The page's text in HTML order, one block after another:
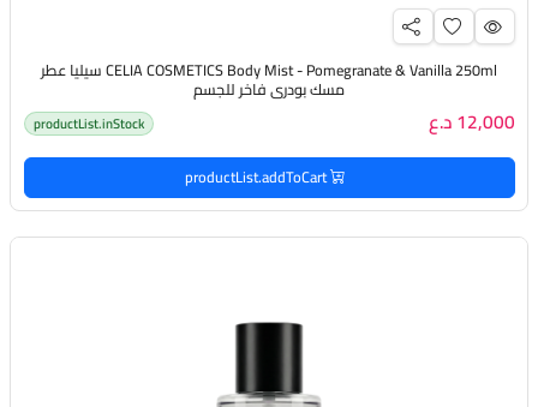
CELIA COSMETICS Body Mist - Pomegranate & Vanilla 250ml سيليا عطر
مسك بودري فاخر للجسم
12,000 د.ع productList.inStock
productList.addToCart